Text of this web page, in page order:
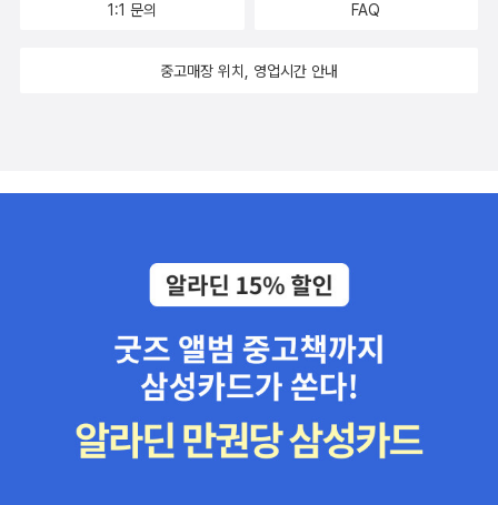
1:1 문의 FAQ
중고매장 위치, 영업시간 안내